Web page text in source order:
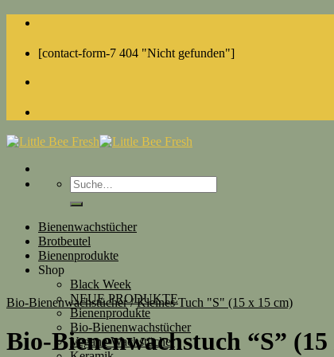
Skip
content[contact-form-7 404 "Nicht gefunden"]
Suche
nach:
Bienenwachstücher
Brotbeutel
Bienenprodukte
Shop
Black Week
NEUE PRODUKTE
Bienenprodukte
Bio-Bienenwachstücher
Vegane Wachstücher
Bio-Bienenwachstücher / Kleines Tuch "S" (15 x 15 cm)
Bio-Bienenwachstuch “S”